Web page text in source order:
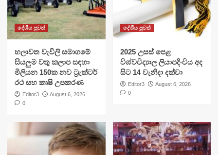
දේශීය පුවත්
හලාවත වැවිලි සමාගමේ
සියලුම වතු කලාප සඳහා
මිලියන 150ක නව ට්‍රැක්ටර්
රථ සහ කෘෂි උපකරණ
Editor3
August 6, 2026
0
දේශීය පුවත්
​2025 උසස් පෙළ
විශ්වවිද්‍යාල ලියාපදිංචිය අද
සිට 14 වැනිදා දක්වා
Editor3
August 6, 2026
0